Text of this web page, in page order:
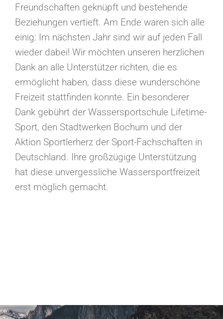
Freundschaften geknüpft und bestehende
Beziehungen vertieft. Am Ende waren sich alle
einig: Im nächsten Jahr sind wir auf jeden Fall
wieder dabei! Wir möchten unseren herzlichen
Dank an alle Unterstützer richten, die es
ermöglicht haben, dass diese wunderschöne
Freizeit stattfinden konnte. Ein besonderer
Dank gebührt der Wassersportschule Lifetime-
Sport, den Stadtwerken Bochum und der
Aktion Sportlerherz der Sport-Fachschaften in
Deutschland. Ihre großzügige Unterstützung
hat diese unvergessliche Wassersportfreizeit
erst möglich gemacht.